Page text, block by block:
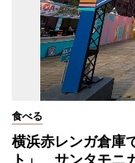
食べる
横浜赤レンガ倉庫